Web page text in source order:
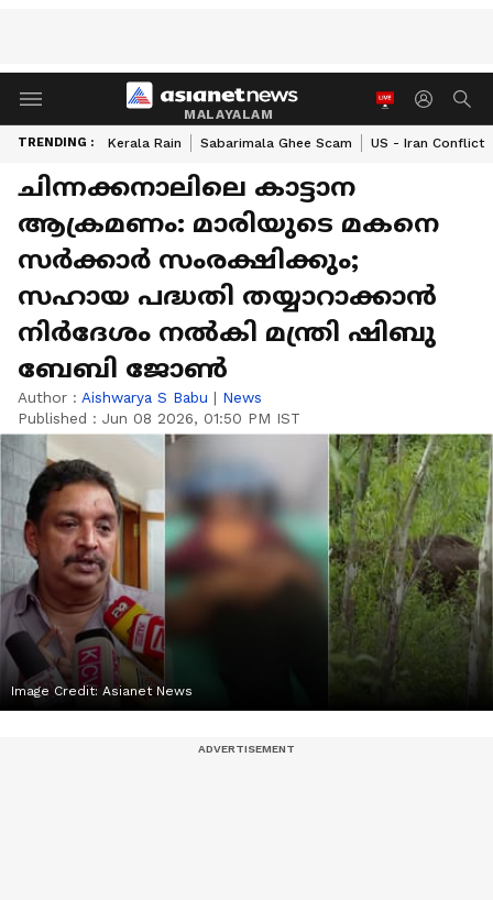
MALAYALAM
TRENDING : Kerala Rain Sabarimala Ghee Scam US - Iran Conflict
ചിന്നക്കനാലിലെ കാട്ടാന
ആക്രമണം: മാരിയുടെ മകനെ
സർക്കാർ സംരക്ഷിക്കും;
സഹായ പദ്ധതി തയ്യാറാക്കാൻ
നിർദേശം നൽകി മന്ത്രി ഷിബു
ബേബി ജോൺ
Author : Aishwarya S Babu | News
Published : Jun 08 2026, 01:50 PM IST
Image Credit: Asianet News